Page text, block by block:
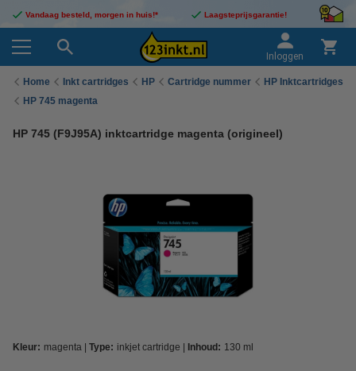
Vandaag besteld, morgen in huis!* Laagsteprijsgarantie!
Inloggen
Home Inkt cartridges HP Cartridge nummer
HP Inktcartridges
HP 745 magenta
HP 745 (F9J95A) inktcartridge magenta (origineel)
Kleur: magenta Type: inkjet cartridge Inhoud: 130 ml